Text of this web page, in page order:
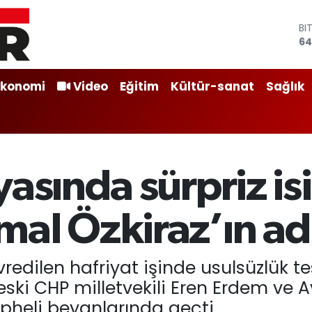
Video Eğitim Kültür-sanat Sağlık
sürpriz
Özkiraz’ın
hafriyat işinde usulsüzlük
CHP milletvekili Eren Erdem ve